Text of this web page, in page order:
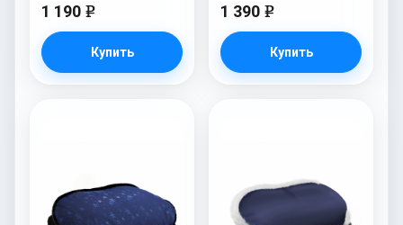
1 190 e
Купить
1 390 e
Купить